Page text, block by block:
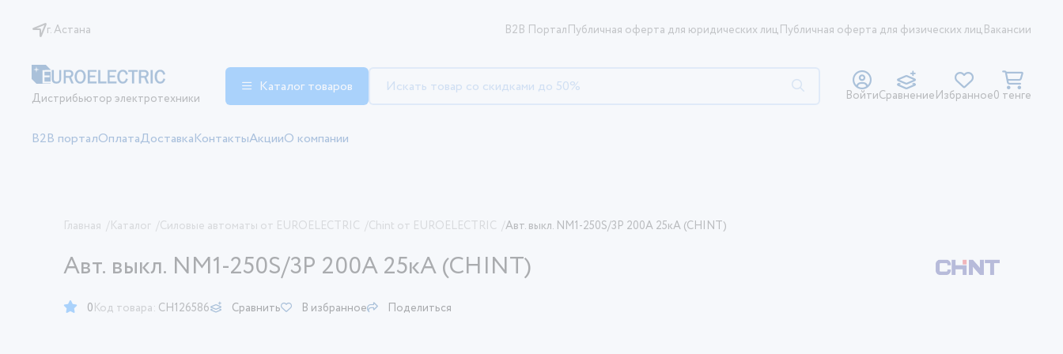
г. Астана B2B ПорталПубличная оферта для юридических лицПубличная оферта для физических лицВакансии
Дистрибьютор электротехники
Каталог товаров ВойтиСравнениеИзбранное0 тенге
B2B порталОплатаДоставкаКонтактыАкцииО компании
Главная /Каталог /Силовые автоматы от EUROELECTRIC /Chint от EUROELECTRIC /Авт. выкл. NM1-250S/3Р 200A 25кА (CHINT)
Авт. выкл. NM1-250S/3Р 200A 25кА (CHINT)
0Код товара: CH126586 Сравнить В избранное Поделиться